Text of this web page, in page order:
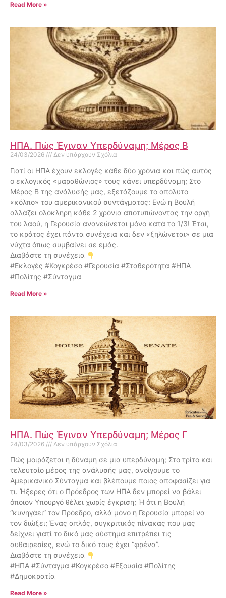
Read More »
ΗΠΑ. Πώς Έγιναν Υπερδύναμη; Μέρος Β
24/03/2026 Δεν υπάρχουν Σχόλια
Γιατί οι ΗΠΑ έχουν εκλογές κάθε δύο χρόνια και πώς αυτός
ο εκλογικός «μαραθώνιος» τους κάνει υπερδύναμη; Στο
Μέρος Β της ανάλυσής μας, εξετάζουμε το απόλυτο
«κόλπο» του αμερικανικού συντάγματος: Ενώ η Βουλή
αλλάζει ολόκληρη κάθε 2 χρόνια αποτυπώνοντας την οργή
του λαού, η Γερουσία ανανεώνεται μόνο κατά το 1/3! Έτσι,
το κράτος έχει πάντα συνέχεια και δεν «ξηλώνεται» σε μια
νύχτα όπως συμβαίνει σε εμάς.
Διαβάστε τη συνέχεια
#Εκλογές #Κογκρέσο #Γερουσία #Σταθερότητα #ΗΠΑ
#Πολίτης #Σύνταγμα
Read More »
ΗΠΑ. Πώς Έγιναν Υπερδύναμη; Μέρος Γ
24/03/2026 Δεν υπάρχουν Σχόλια
Πώς μοιράζεται η δύναμη σε μια υπερδύναμη; Στο τρίτο και
τελευταίο μέρος της ανάλυσής μας, ανοίγουμε το
Αμερικανικό Σύνταγμα και βλέπουμε ποιος αποφασίζει για
τι. Ήξερες ότι ο Πρόεδρος των ΗΠΑ δεν μπορεί να βάλει
όποιον Υπουργό θέλει χωρίς έγκριση; Ή ότι η Βουλή
“κυνηγάει” τον Πρόεδρο, αλλά μόνο η Γερουσία μπορεί να
τον διώξει; Ένας απλός, συγκριτικός πίνακας που μας
δείχνει γιατί το δικό μας σύστημα επιτρέπει τις
αυθαιρεσίες, ενώ το δικό τους έχει “φρένα”.
Διαβάστε τη συνέχεια
#ΗΠΑ #Σύνταγμα #Κογκρέσο #Εξουσία #Πολίτης
#Δημοκρατία
Read More »